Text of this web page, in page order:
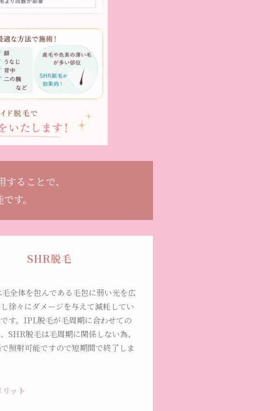
ることで、
す。
SHR脱毛
全体を包んである毛包に弱い光を広
徐々にダメージを与えて減耗してい
す。IPL脱毛が毛周期に合わせての
SHR脱毛は毛周期に関係しない為、
照射可能ですので短期間で終了しま
リット